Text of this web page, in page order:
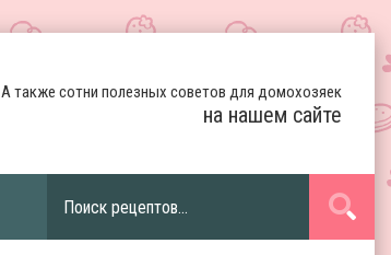
А также сотни полезных советов для домохозяек
на нашем сайте